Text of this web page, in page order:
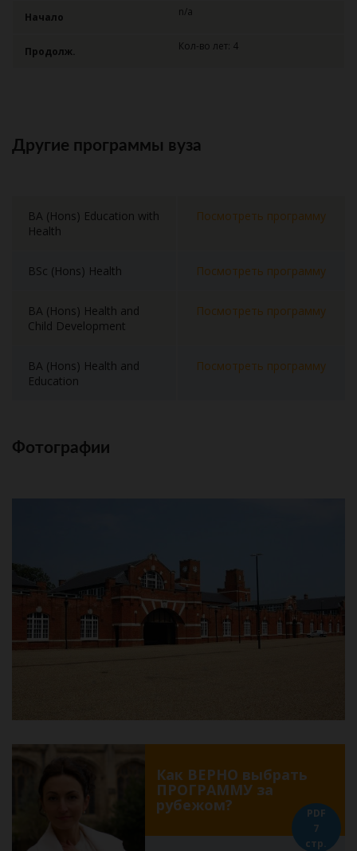
Начало n/a
Продолж. Кол-во лет: 4
Другие программы вуза
BA (Hons) Education with
Health
Посмотреть программу
BSc (Hons) Health Посмотреть программу
BA (Hons) Health and
Child Development
Посмотреть программу
BA (Hons) Health and
Education
Посмотреть программу
Фотографии
Как ВЕРНО выбрать
ПРОГРАММУ за
рубежом?
PDF
7
стр.